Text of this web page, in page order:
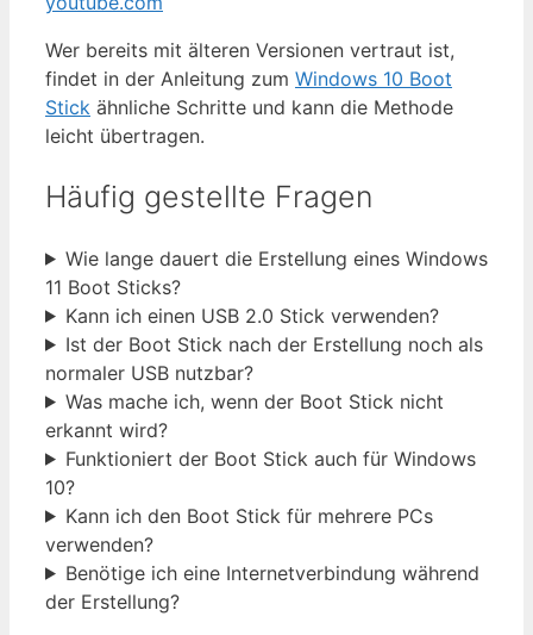
Wer bereits mit älteren Versionen vertraut ist,
findet in der Anleitung zum Windows 10 Boot
Stick ähnliche Schritte und kann die Methode
leicht übertragen.
Häufig gestellte Fragen
Wie lange dauert die Erstellung eines Windows
11 Boot Sticks?
Kann ich einen USB 2.0 Stick verwenden?
Ist der Boot Stick nach der Erstellung noch als
normaler USB nutzbar?
Was mache ich, wenn der Boot Stick nicht
erkannt wird?
Funktioniert der Boot Stick auch für Windows
10?
Kann ich den Boot Stick für mehrere PCs
verwenden?
Benötige ich eine Internetverbindung während
der Erstellung?